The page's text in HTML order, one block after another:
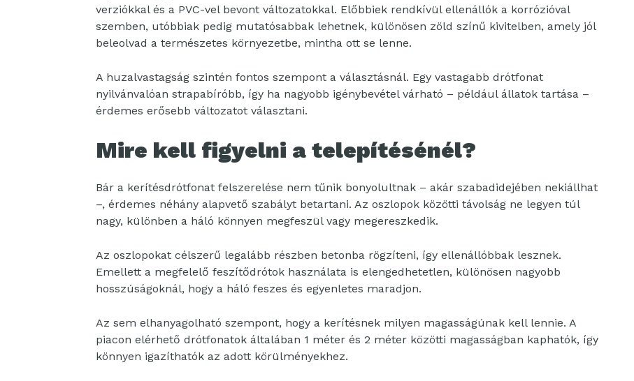
verziókkal és a PVC-vel bevont változatokkal. Előbbiek rendkívül ellenállók a korrózióval
szemben, utóbbiak pedig mutatósabbak lehetnek, különösen zöld színű kivitelben, amely jól
beleolvad a természetes környezetbe, mintha ott se lenne.
A huzalvastagság szintén fontos szempont a választásnál. Egy vastagabb drótfonat
nyilvánvalóan strapabíróbb, így ha nagyobb igénybevétel várható – például állatok tartása –
érdemes erősebb változatot választani.
Mire kell figyelni a telepítésénél?
Bár a kerítésdrótfonat felszerelése nem tűnik bonyolultnak – akár szabadidejében nekiállhat
–, érdemes néhány alapvető szabályt betartani. Az oszlopok közötti távolság ne legyen túl
nagy, különben a háló könnyen megfeszül vagy megereszkedik.
Az oszlopokat célszerű legalább részben betonba rögzíteni, így ellenállóbbak lesznek.
Emellett a megfelelő feszítődrótok használata is elengedhetetlen, különösen nagyobb
hosszúságoknál, hogy a háló feszes és egyenletes maradjon.
Az sem elhanyagolható szempont, hogy a kerítésnek milyen magasságúnak kell lennie. A
piacon elérhető drótfonatok általában 1 méter és 2 méter közötti magasságban kaphatók, így
könnyen igazíthatók az adott körülményekhez.